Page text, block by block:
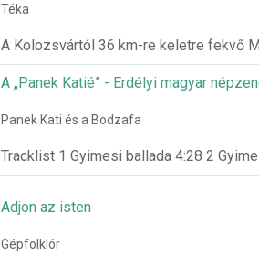
Téka
A Kolozsvártól 36 km-re keletre fekvő
A „Panek Katié” - Erdélyi magyar
Panek Kati és a Bodzafa
Tracklist 1 Gyimesi ballada 4:28 2
Adjon az isten
Gépfolklór